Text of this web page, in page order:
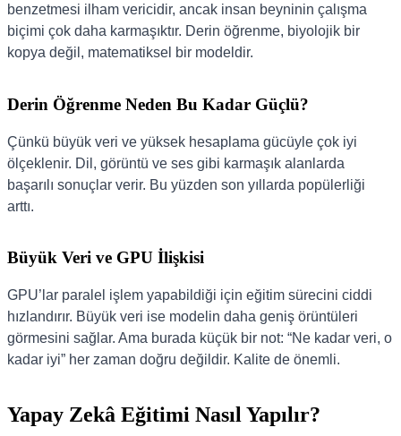
benzetmesi ilham vericidir, ancak insan beyninin çalışma
biçimi çok daha karmaşıktır. Derin öğrenme, biyolojik bir
kopya değil, matematiksel bir modeldir.
Derin Öğrenme Neden Bu Kadar Güçlü?
Çünkü büyük veri ve yüksek hesaplama gücüyle çok iyi
ölçeklenir. Dil, görüntü ve ses gibi karmaşık alanlarda
başarılı sonuçlar verir. Bu yüzden son yıllarda popülerliği
arttı.
Büyük Veri ve GPU İlişkisi
GPU’lar paralel işlem yapabildiği için eğitim sürecini ciddi
hızlandırır. Büyük veri ise modelin daha geniş örüntüleri
görmesini sağlar. Ama burada küçük bir not: “Ne kadar veri, o
kadar iyi” her zaman doğru değildir. Kalite de önemli.
Yapay Zekâ Eğitimi Nasıl Yapılır?